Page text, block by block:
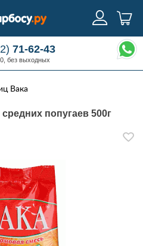
71-62-43
без выходных
Вака
попугаев 500г